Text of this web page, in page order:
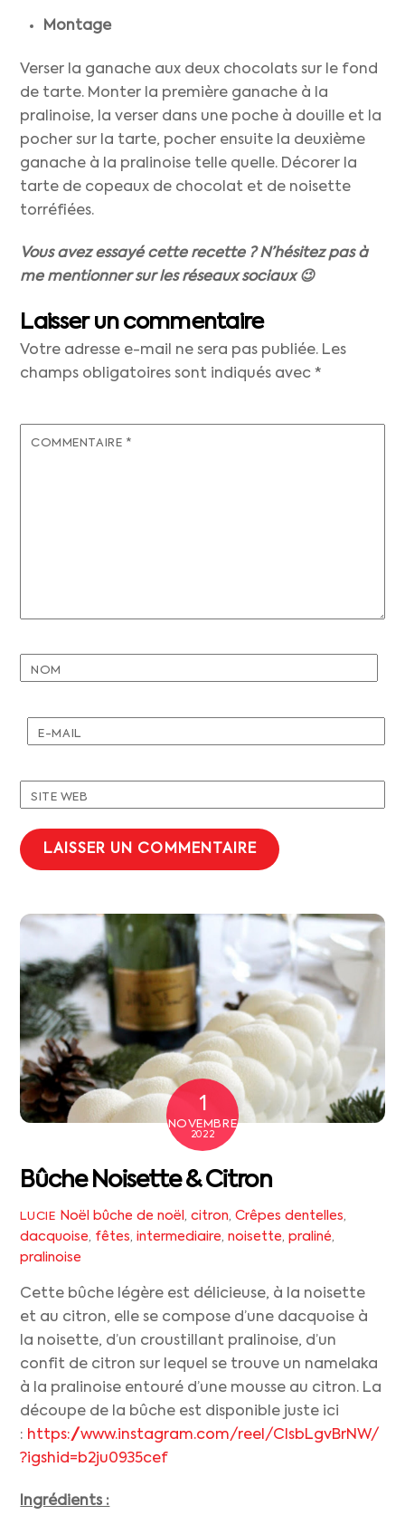
Montage
Verser la ganache aux deux chocolats sur le fond
de tarte. Monter la première ganache à la
pralinoise, la verser dans une poche à douille et la
pocher sur la tarte, pocher ensuite la deuxième
ganache à la pralinoise telle quelle. Décorer la
tarte de copeaux de chocolat et de noisette
torréfiées.
Vous avez essayé cette recette ? N’hésitez pas à
me mentionner sur les réseaux sociaux 😉
Laisser un commentaire
Votre adresse e-mail ne sera pas publiée. Les
champs obligatoires sont indiqués avec*
COMMENTAIRE *
NOM
E-MAIL
SITE WEB
1
NOVEMBRE
2022
Bûche Noisette & Citron
LUCIE Noël bûche de noël , citron, Crêpes dentelles,
dacquoise, fêtes,intermediaire,noisette,praliné,
pralinoise
Cette bûche légère est délicieuse, à la noisette
et au citron, elle se compose d’une dacquoise à
la noisette, d’un croustillant pralinoise, d’un
confit de citron sur lequel se trouve un namelaka
à la pralinoise entouré d’une mousse au citron. La
découpe de la bûche est disponible juste ici
: https://www.instagram.com/reel/CIsbLgvBrNW/
?igshid=b2ju0935cef
Ingrédients :